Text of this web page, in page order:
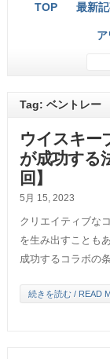
TOP 最新
Tag: ベントレー
ウイスキー
が成功する
回】
5月 15, 2023
クリエイティブな
を生み出すことも
成功するコラボの
続きを読む / READ